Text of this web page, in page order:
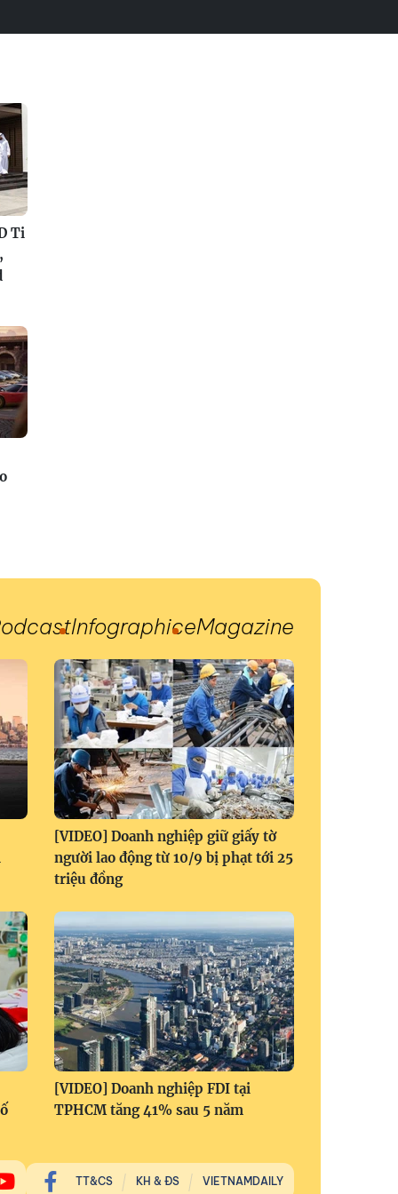
Ti
InfographiceMagazine
[VIDEO] Doanh nghiệp giữ giấy tờ
người lao động từ 10/9 bị phạt tới 25
triệu đồng
[VIDEO] Doanh nghiệp FDI tại
TPHCM tăng 41% sau 5 năm
TT&CS KH & ĐS VIETNAMDAILY